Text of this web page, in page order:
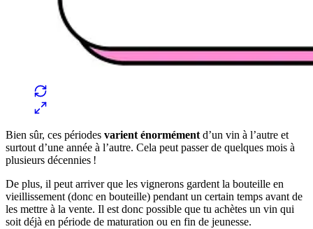
Bien sûr, ces périodes varient énormément d’un vin à l’autre et
surtout d’une année à l’autre. Cela peut passer de quelques mois à
plusieurs décennies !
De plus, il peut arriver que les vignerons gardent la bouteille en
vieillissement (donc en bouteille) pendant un certain temps avant de
les mettre à la vente. Il est donc possible que tu achètes un vin qui
soit déjà en période de maturation ou en fin de jeunesse.